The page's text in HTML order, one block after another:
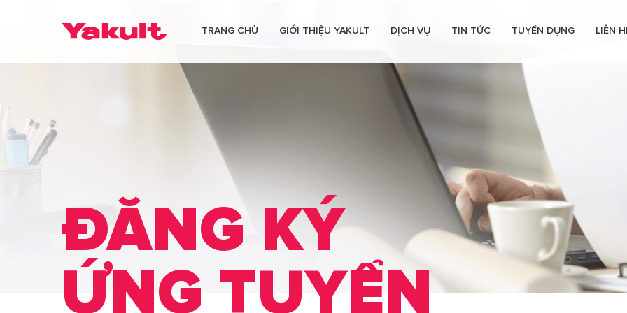
TRANG CHỦ GIỚI THIỆU YAKULT
HONSHA
YAKULT
VIỆTNAM
DỊCH VỤ TIN TỨC TUYỂN DỤNG LIÊN
ĐĂNG KÝ
ỨNG TUYỂN